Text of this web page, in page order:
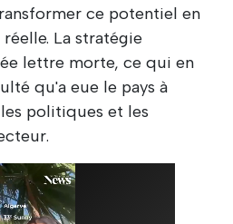
ce potentiel en
La stratégie
lettre morte, ce qui en
qu'a eue le pays à
politiques et les